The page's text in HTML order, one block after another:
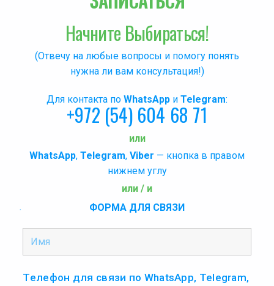
Начните Выбираться!
(Отвечу на любые вопросы и помогу понять
нужна ли вам консультация!)
Для контакта по WhatsApp и Telegram:
+972 (54) 604 68 71
или
WhatsApp, Telegram, Viber — кнопка в правом
нижнем углу
или / и
ФОРМА ДЛЯ СВЯЗИ
.
Телефон для связи по WhatsApp, Telegram,